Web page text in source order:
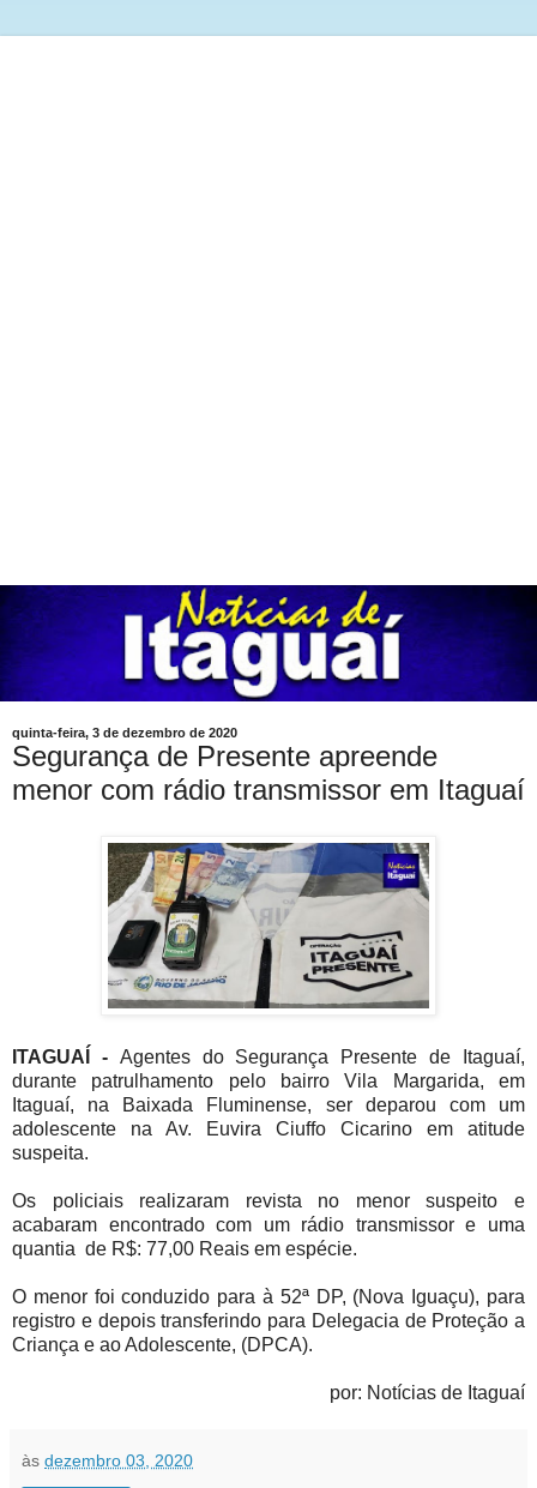
quinta-feira, 3 de dezembro de 2020
Segurança de Presente apreende
menor com rádio transmissor em Itaguaí
ITAGUAÍ - Agentes do Segurança Presente de Itaguaí,
durante patrulhamento pelo bairro Vila Margarida, em
Itaguaí, na Baixada Fluminense, ser deparou com um
adolescente na Av. Euvira Ciuffo Cicarino em atitude
suspeita.
Os policiais realizaram revista no menor suspeito e
acabaram encontrado com um rádio transmissor e uma
quantia de R$: 77,00 Reais em espécie.
O menor foi conduzido para à 52ª DP, (Nova Iguaçu), para
registro e depois transferindo para Delegacia de Proteção a
Criança e ao Adolescente, (DPCA).
por: Notícias de Itaguaí
às dezembro 03, 2020